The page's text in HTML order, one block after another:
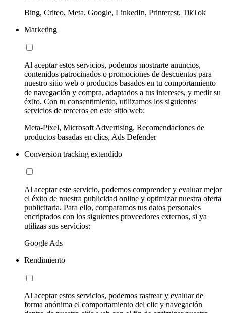
Bing, Criteo, Meta, Google, LinkedIn, Printerest, TikTok
Marketing
Al aceptar estos servicios, podemos mostrarte anuncios,
contenidos patrocinados o promociones de descuentos para
nuestro sitio web o productos basados en tu comportamiento
de navegación y compra, adaptados a tus intereses, y medir su
éxito. Con tu consentimiento, utilizamos los siguientes
servicios de terceros en este sitio web:
Meta-Pixel, Microsoft Advertising, Recomendaciones de
productos basadas en clics, Ads Defender
Conversion tracking extendido
Al aceptar este servicio, podemos comprender y evaluar mejor
el éxito de nuestra publicidad online y optimizar nuestra oferta
publicitaria. Para ello, comparamos tus datos personales
encriptados con los siguientes proveedores externos, si ya
utilizas sus servicios:
Google Ads
Rendimiento
Al aceptar estos servicios, podemos rastrear y evaluar de
forma anónima el comportamiento del clic y navegación